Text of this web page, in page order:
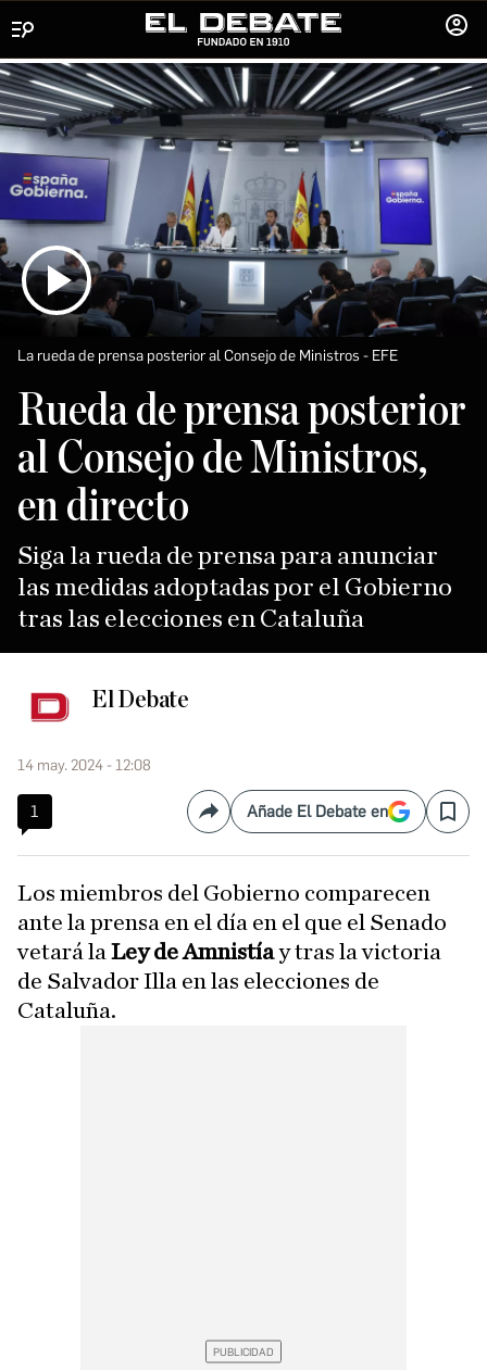
SESIÓN
La rueda de prensa posterior al Consejo de Ministros EFE
Rueda de prensa posterior
al Consejo de Ministros,
en directo
Siga la rueda de prensa para anunciar
las medidas adoptadas por el Gobierno
tras las elecciones en Cataluña
El Debate
14 may. 2024 - 12:08
1 CompartirAñade El Debate en Save
Los miembros del Gobierno comparecen
ante la prensa en el día en el que el Senado
vetará la Ley de Amnistíay tras la victoria
de Salvador Illa en las elecciones de
Cataluña.